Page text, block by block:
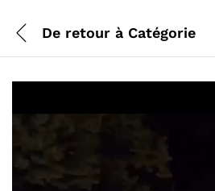
De retour à Catégorie